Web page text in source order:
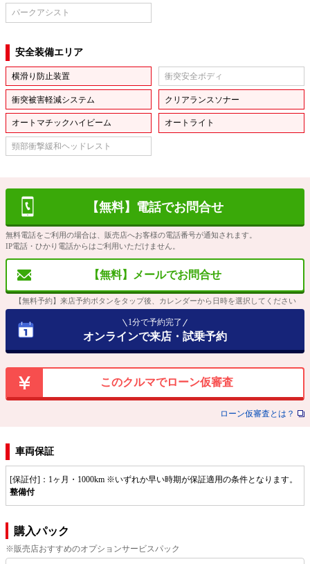
パークアシスト
安全装備エリア
横滑り防止装置 衝突安全ボディ
衝突被害軽減システム クリアランスソナー
オートマチックハイビーム オートライト
頸部衝撃緩和ヘッドレスト
【無料】電話でお問合せ
無料電話をご利用の場合は、販売店へお客様の電話番号が通知されます。
IP電話・ひかり電話からはご利用いただけません。
【無料】メールでお問合せ
【無料予約】来店予約ボタンをタップ後、カレンダーから日時を選択してください
1分で予約完了
オンラインで来店・試乗予約
このクルマでローン仮審査
ローン仮審査とは？
車両保証
[保証付]：1ヶ月・1000km ※いずれか早い時期が保証適用の条件となります。
整備付
購入パック
※販売店おすすめのオプションサービスパック